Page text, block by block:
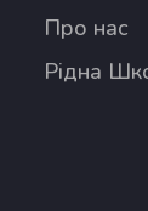
Про нас
Рідна